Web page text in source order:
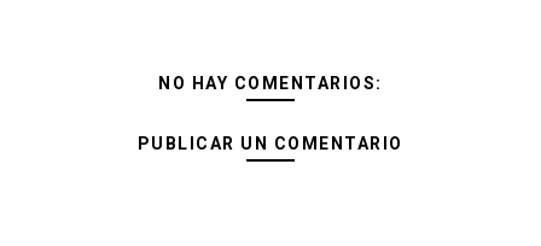
NO HAY COMENTARIOS:
PUBLICAR UN COMENTARIO